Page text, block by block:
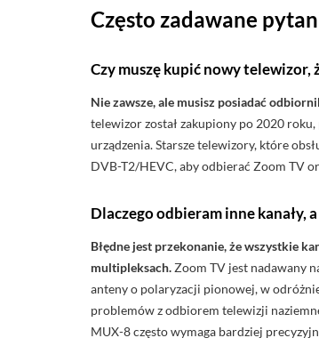
Często zadawane
Czy muszę kupić nowy telewizor,
Nie zawsze, ale musisz posiadać
telewizor został zakupiony po 2020
urządzenia. Starsze telewizory, które
DVB-T2/HEVC, aby odbierać Zoom TV
Dlaczego odbieram inne kanały,
Błędne jest przekonanie, że wszystkie
multipleksach.Zoom TV jest nadawany
anteny o polaryzacji pionowej, w
problemów z odbiorem telewizji
MUX-8 często wymaga bardziej